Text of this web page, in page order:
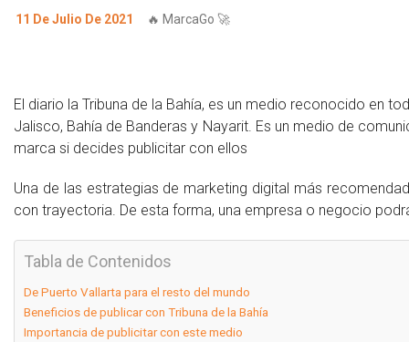
11 De Julio De 2021 🔥 MarcaGo 🚀
El diario la Tribuna de la Bahía, es un medio reconocido en
Jalisco, Bahía de Banderas y Nayarit. Es un medio de
marca si decides publicitar con ellos
Una de las estrategias de marketing digital más
con trayectoria. De esta forma, una empresa o negocio
Tabla de Contenidos
De Puerto Vallarta para el resto del mundo
Beneficios de publicar con Tribuna de la Bahía
Importancia de publicitar con este medio